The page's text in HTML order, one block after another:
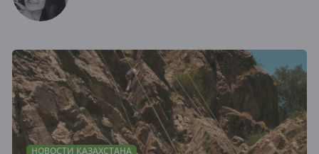
НОВОСТИ КАЗАХСТАНА